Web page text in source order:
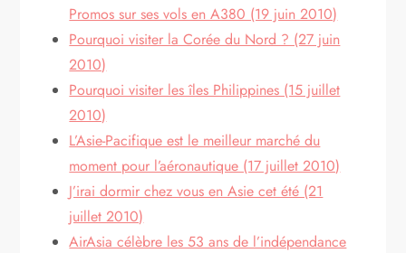
Promos sur ses vols en A380 (19 juin 2010)
Pourquoi visiter la Corée du Nord ? (27 juin
2010)
Pourquoi visiter les îles Philippines (15 juillet
2010)
L’Asie-Pacifique est le meilleur marché du
moment pour l’aéronautique (17 juillet 2010)
J’irai dormir chez vous en Asie cet été (21
juillet 2010)
AirAsia célèbre les 53 ans de l’indépendance